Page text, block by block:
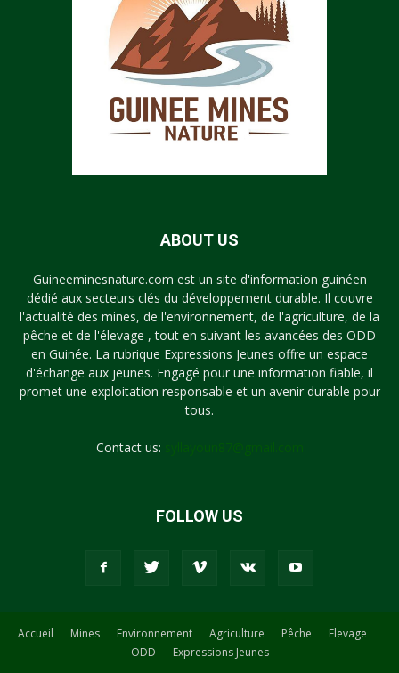
ABOUT US
Guineeminesnature.com est un site d'information guinéen
dédié aux secteurs clés du développement durable. Il couvre
l'actualité des mines, de l'environnement, de l'agriculture, de la
pêche et de l'élevage , tout en suivant les avancées des ODD
en Guinée. La rubrique Expressions Jeunes offre un espace
d'échange aux jeunes. Engagé pour une information fiable, il
promet une exploitation responsable et un avenir durable pour
tous.
Contact us:
FOLLOW US
Accueil Mines Environnement Agriculture Pêche
Elevage
ODD
Expressions Jeunes